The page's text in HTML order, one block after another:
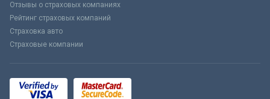
Отзывы о страховых компаниях
Рейтинг страховых компаний
Страховка авто
Страховые компании